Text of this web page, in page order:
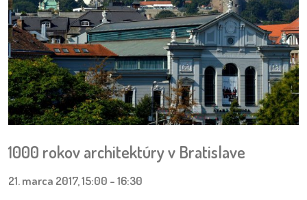
granty
pozvánky
Historický
kalendár
mestské
1000 rokov architektúry v Bratislave
21. marca 2017, 15:00 -16:30